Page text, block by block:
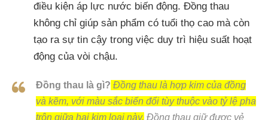
điều kiện áp lực nước biến động. Đồng thau
không chỉ giúp sản phẩm có tuổi thọ cao mà còn
tạo ra sự tin cậy trong việc duy trì hiệu suất hoạt
động của vòi chậu.
Đồng thau là gì? Đồng thau là hợp kim của đồng
và kẽm, với màu sắc biến đổi tùy thuộc vào tỷ lệ pha
trộn giữa hai kim loại này. Đồng thau giữ được vẻ